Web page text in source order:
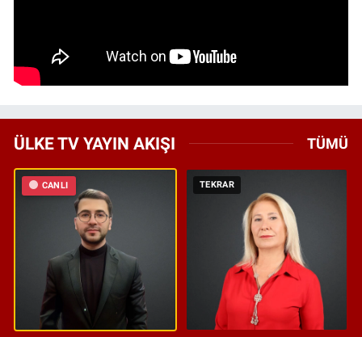
ÜLKE TV YAYIN AKIŞI TÜMÜ
CANLI TEKRAR